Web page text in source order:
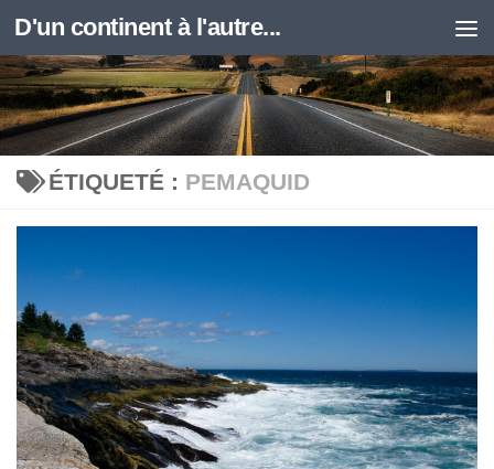
Skip to content
D'un continent à l'autre...
ÉTIQUETÉ : PEMAQUID